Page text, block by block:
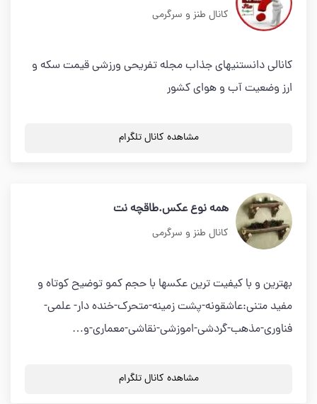
کانال طنز و سرگرمی
کانالی دانستنیهای جذاب مجله تفریحی ورزشی قیمت سکه و
ارز وضعیت آب و هوای کشور
مشاهده کانال تلگرام
همه نوع عکس.طاقچه نت
کانال طنز و سرگرمی
بهترین و با کیفیت ترین عکسها با حجم کمو توضیح کوتاه و
مفید متنی:عاشقونه-پشت زمینه-متحرک-خنده دار- علمی-
فناوری-مذهب-گردشی-اموزشی-نقاشی-معماری-و…
مشاهده کانال تلگرام